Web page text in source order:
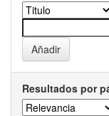
Resultados por